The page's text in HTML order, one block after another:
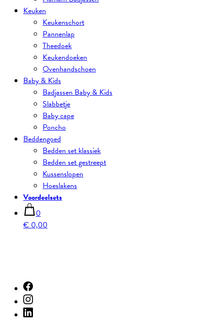
Keuken
Keukenschort
Pannenlap
Theedoek
Keukendoeken
Ovenhandschoen
Baby & Kids
Badjassen Baby & Kids
Slabbetje
Baby cape
Poncho
Beddengoed
Bedden set klassiek
Bedden set gestreept
Kussenslopen
Hoeslakens
Voordeelsets
0
€ 0,00